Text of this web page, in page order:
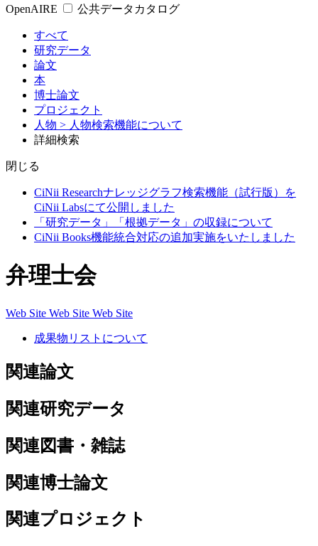
OpenAIRE
公共データカタログ
すべて
研究データ
論文
本
博士論文
プロジェクト
人物 > 人物検索機能について
詳細検索
閉じる
CiNii Researchナレッジグラフ検索機能（試行版）を
CiNii Labsにて公開しました
「研究データ」「根拠データ」の収録について
CiNii Books機能統合対応の追加実施をいたしました
弁理士会
Web Site Web Site Web Site
成果物リストについて
関連論文
関連研究データ
関連図書・雑誌
関連博士論文
関連プロジェクト